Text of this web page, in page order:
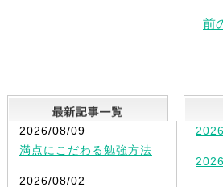
前
最新記
2026/08/09
満点にこだわる勉強方法
2026/08/02